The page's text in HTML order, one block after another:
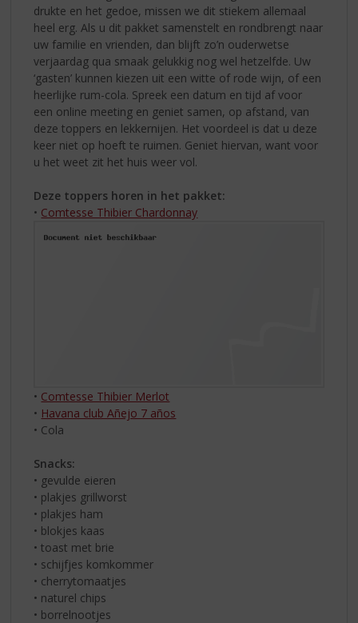
drukte en het gedoe, missen we dit stiekem allemaal
heel erg. Als u dit pakket samenstelt en rondbrengt naar
uw familie en vrienden, dan blijft zo’n ouderwetse
verjaardag qua smaak gelukkig nog wel hetzelfde. Uw
‘gasten’ kunnen kiezen uit een witte of rode wijn, of een
heerlijke rum-cola. Spreek een datum en tijd af voor
een online meeting en geniet samen, op afstand, van
deze toppers en lekkernijen. Het voordeel is dat u deze
keer niet op hoeft te ruimen. Geniet hiervan, want voor
u het weet zit het huis weer vol.
Deze toppers horen in het pakket:
• Comtesse Thibier Chardonnay
• Comtesse Thibier Merlot
• Havana club Añejo 7 años
• Cola
Snacks:
• gevulde eieren
• plakjes grillworst
• plakjes ham
• blokjes kaas
• toast met brie
• schijfjes komkommer
• cherrytomaatjes
• naturel chips
• borrelnootjes